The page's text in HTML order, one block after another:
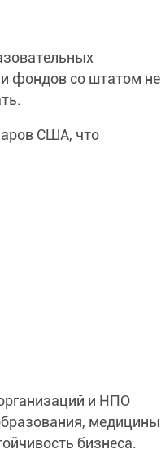
фондов со штатом не
США, что
и НПО
медицины
бизнеса.